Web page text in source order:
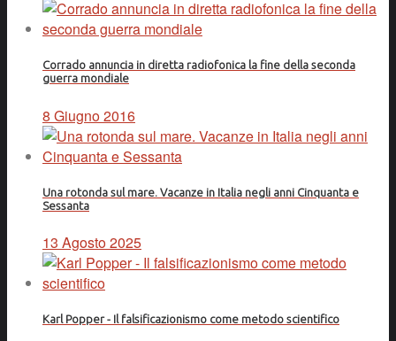
Corrado annuncia in diretta radiofonica la fine della seconda
guerra mondiale
8 Giugno 2016
Una rotonda sul mare. Vacanze in Italia negli anni Cinquanta e
Sessanta
13 Agosto 2025
Karl Popper - Il falsificazionismo come metodo scientifico